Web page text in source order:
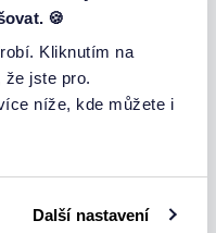
🍪
Kliknutím na
že jste pro.
níže, kde můžete i
Další nastavení
uns in ____